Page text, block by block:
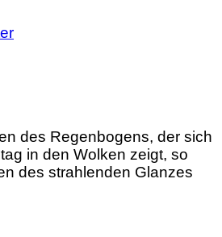
des Regenbogens, der sich
in den Wolken zeigt, so
des strahlenden Glanzes